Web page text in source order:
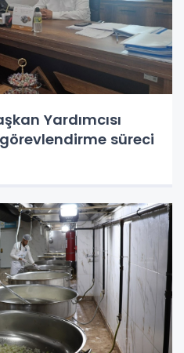
Yardımcısı
süreci